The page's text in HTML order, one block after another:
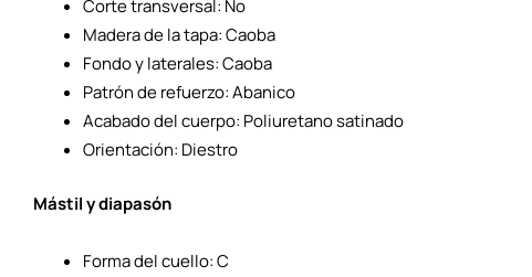
Corte transversal: No
Madera de la tapa: Caoba
Fondo y laterales: Caoba
Patrón de refuerzo: Abanico
Acabado del cuerpo: Poliuretano satinado
Orientación: Diestro
Mástil y diapasón
Forma del cuello: C